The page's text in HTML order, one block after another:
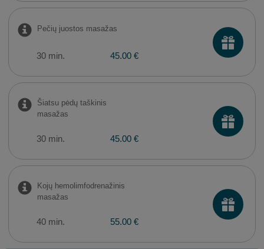
Pečių juostos masažas
30 min. 45.00 €
Šiatsu pėdų taškinis
masažas
30 min. 45.00 €
Kojų hemolimfodrenažinis
masažas
40 min. 55.00 €